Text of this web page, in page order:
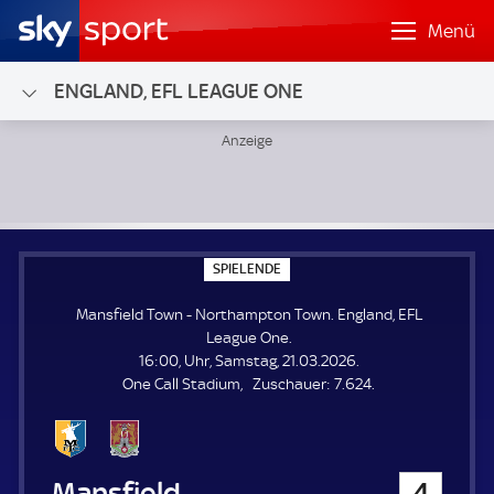
Menü
ENGLAND, EFL LEAGUE ONE
SPIELENDE
P
E
E
N
D
E
Mansfield Town - Northampton Town. England, EFL
League One.
16:00, Uhr, Samstag, 21.03.2026.
One Call Stadium
Zuschauer: Z
7.624.